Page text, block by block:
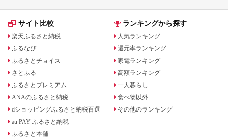
サイト比較
楽天ふるさと納税
ふるなび
ふるさとチョイス
さとふる
ふるさとプレミアム
ANAのふるさと納税
dショッピングふるさと納税百選
au PAY ふるさと納税
ふるさと本舗
ランキングから探す
人気ランキング
還元率ランキング
家電ランキング
高額ランキング
一人暮らし
食べ物以外
その他のランキング